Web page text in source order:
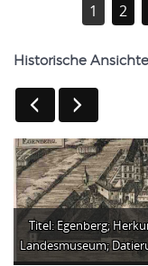
1 2
Historische
Titel: Egenberg;
Landesmuseum;